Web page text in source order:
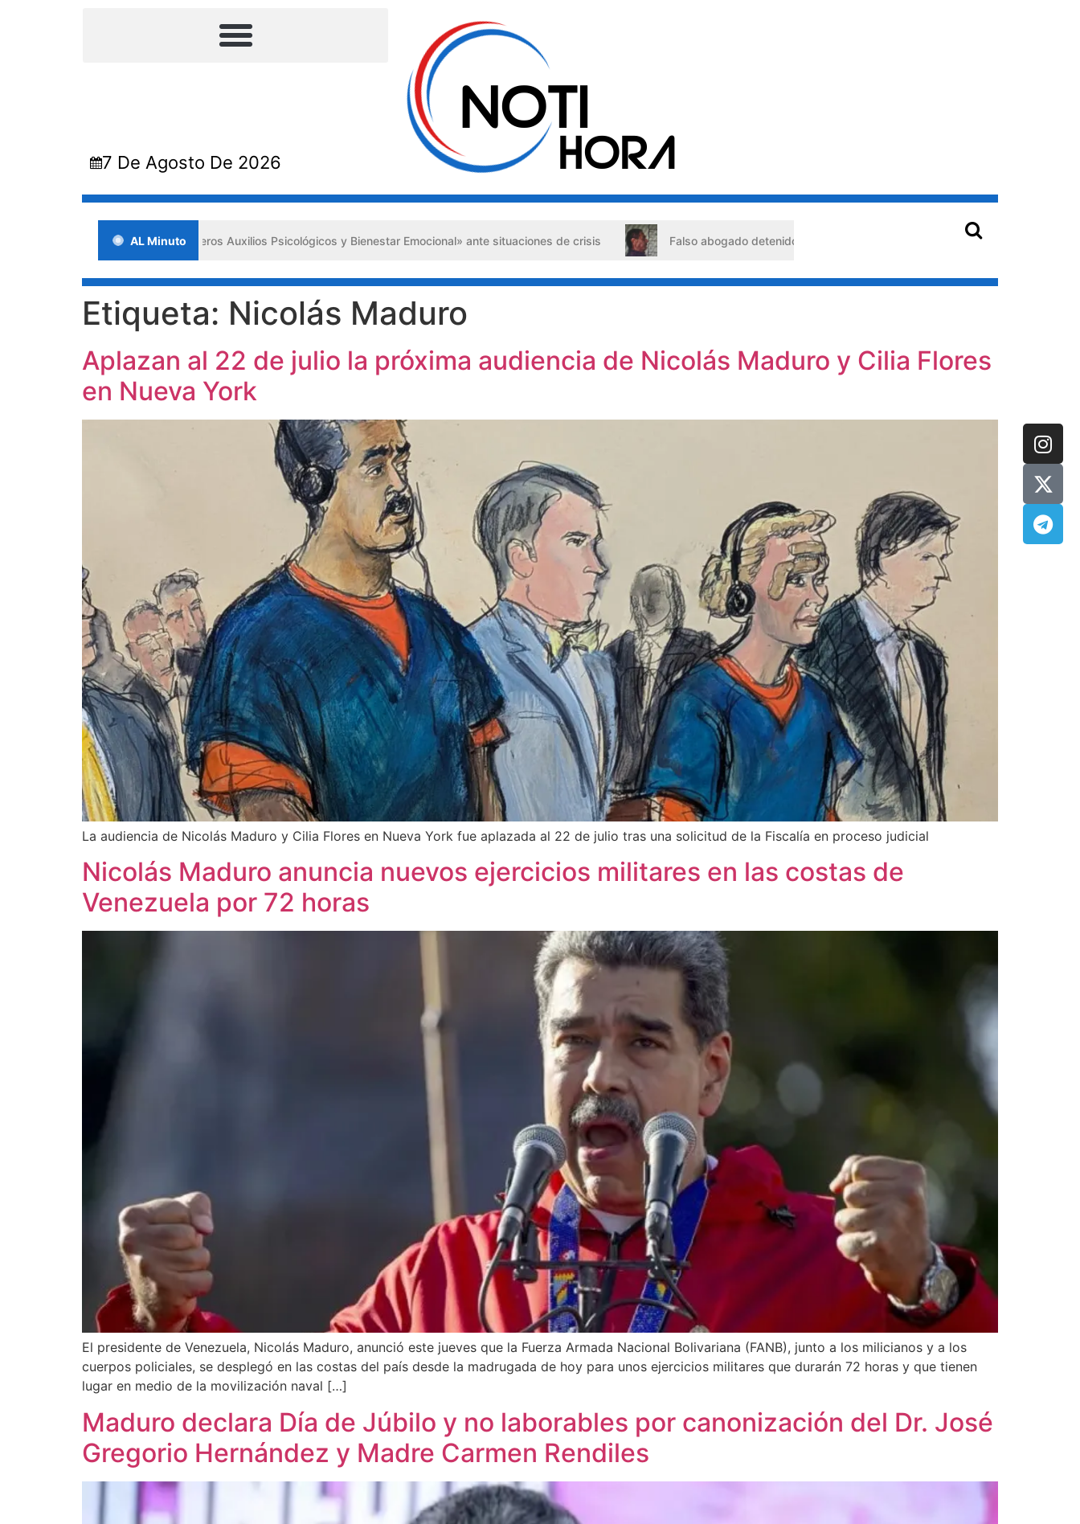
7 De Agosto De 2026
AL Minuto
los «Primeros Auxilios Psicológicos y Bienestar Emocional» ante situaciones de crisis Falso abogado detenido en Barquisimeto: habría usado durante 13 años la matrícula de otro
Etiqueta: Nicolás Maduro
Aplazan al 22 de julio la próxima audiencia de Nicolás Maduro y Cilia Flores
en Nueva York
La audiencia de Nicolás Maduro y Cilia Flores en Nueva York fue aplazada al 22 de julio tras una solicitud de la Fiscalía en proceso judicial
Nicolás Maduro anuncia nuevos ejercicios militares en las costas de
Venezuela por 72 horas
El presidente de Venezuela, Nicolás Maduro, anunció este jueves que la Fuerza Armada Nacional Bolivariana (FANB), junto a los milicianos y a los
cuerpos policiales, se desplegó en las costas del país desde la madrugada de hoy para unos ejercicios militares que durarán 72 horas y que tienen
lugar en medio de la movilización naval […]
Maduro declara Día de Júbilo y no laborables por canonización del Dr. José
Gregorio Hernández y Madre Carmen Rendiles